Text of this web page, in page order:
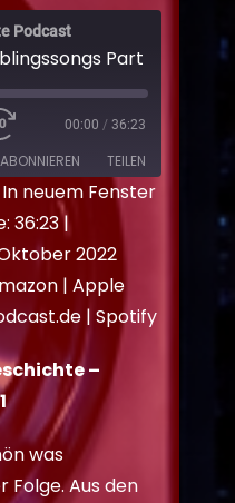
Podcast
Part 1
00:00 / 36:23
ABONNIEREN TEILEN
Amazon
Deezer
Spotify
In neuem Fenster
36:23|
2022
| Apple
| Spotify
–
was
Aus den